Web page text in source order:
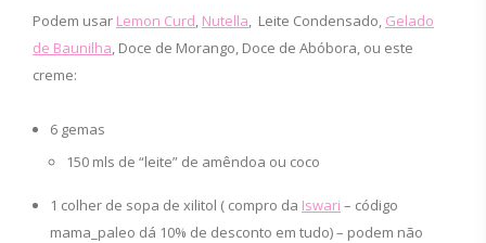
Podem usar Lemon Curd, Nutella, Leite Condensado, Gelado
de Baunilha, Doce de Morango, Doce de Abóbora, ou este
creme:
6 gemas
150 mls de “leite” de amêndoa ou coco
1 colher de sopa de xilitol ( compro da Iswari – código
mama_paleo dá 10% de desconto em tudo) – podem não